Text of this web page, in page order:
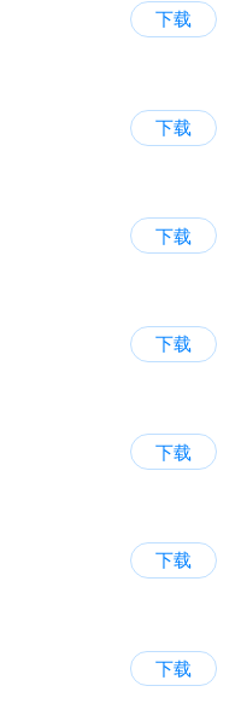
下载
下载
下载
下载
下载
下载
下载